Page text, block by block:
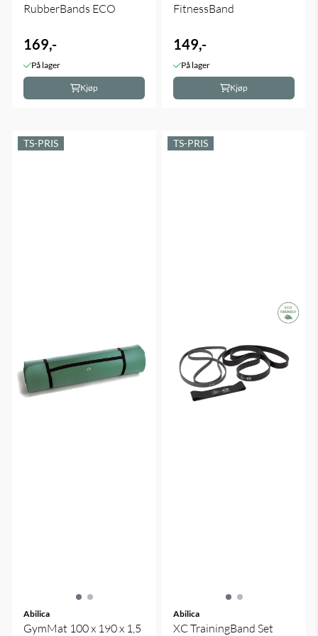
RubberBands ECO
169,-
På lager
Kjøp
FitnessBand
149,-
På lager
Kjøp
Abilica
GymMat 100 x 190 x 1,5
Abilica
XC TrainingBand Set